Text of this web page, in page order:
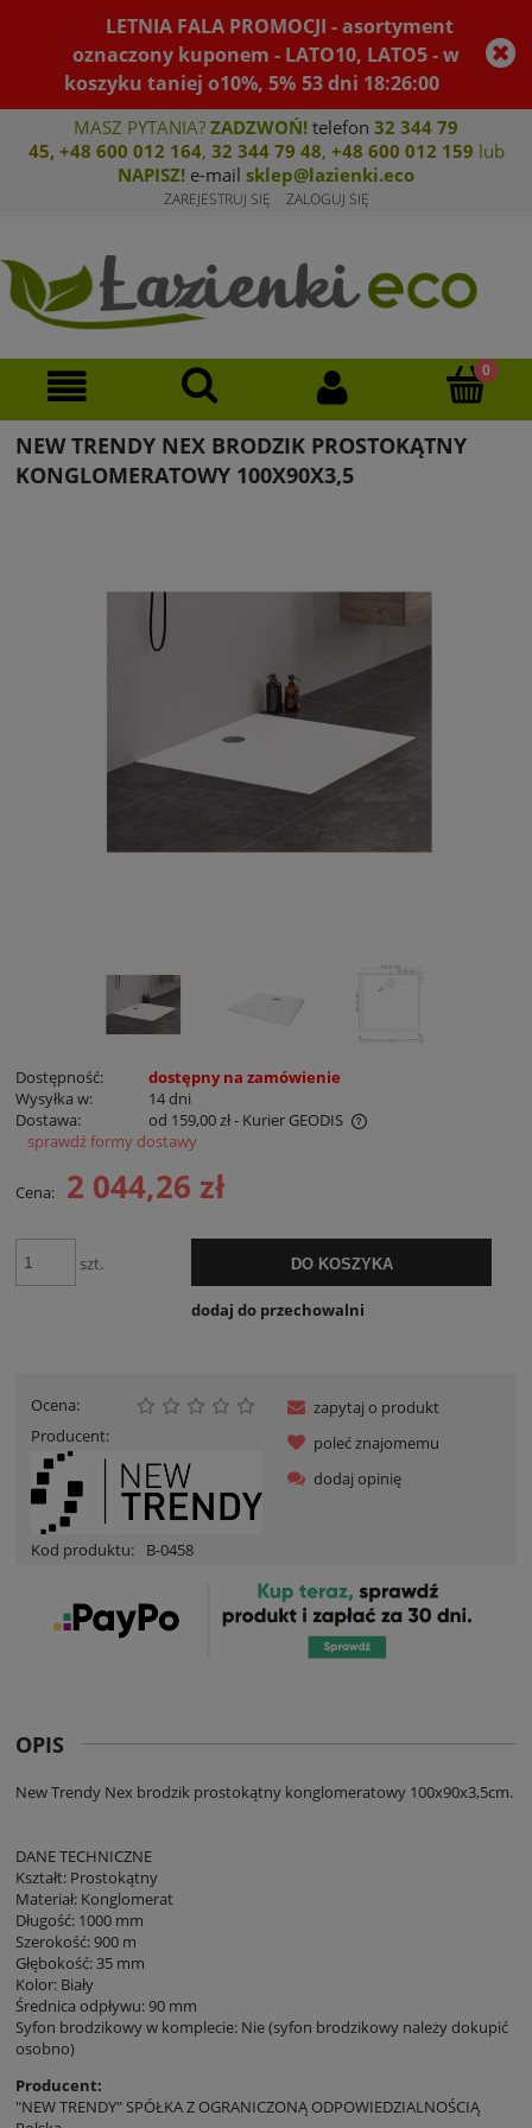
LETNIA FALA PROMOCJI - asortyment
oznaczony kuponem - LATO10, LATO5 - w
koszyku taniej o10%, 5% 53dni 18:25:59
MASZ PYTANIA? ZADZWOŃ! telefon 32 344 79
45, +48 600 012 164, 32 344 79 48, +48 600 012 159 lub
NAPISZ! e-mail sklep@lazienki.eco
ZAREJESTRUJ SIĘ ZALOGUJ SIĘ
NEW TRENDY NEX BRODZIK PROSTOKĄTNY
KONGLOMERATOWY 100X90X3,5
Dostępność:
dostępny na zamówienie
Wysyłka w:
14 dni
Dostawa:
od 159,00 zł- Kurier GEODIS
Cena nie zawiera ewentualnych kosztów płatności
sprawdź formy dostawy
Cena: 2 044,26 zł
szt. DO KOSZYKA
dodaj do przechowalni
Ocena:
Producent:
Kod produktu: B-0458
zapytaj o produkt
poleć znajomemu
dodaj opinię
OPIS
New Trendy Nex brodzik prostokątny konglomeratowy 100x90x3,5cm.
DANE TECHNICZNE
Kształt: Prostokątny
Materiał: Konglomerat
Długość: 1000 mm
Szerokość: 900 m
Głębokość: 35 mm
Kolor: Biały
Średnica odpływu: 90 mm
Syfon brodzikowy w komplecie: Nie (syfon brodzikowy należy dokupić
osobno)
Producent:
"NEW TRENDY" SPÓŁKA Z OGRANICZONĄ ODPOWIEDZIALNOŚCIĄ